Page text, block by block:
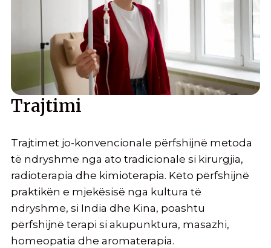
Trajtimi
Trajtimet jo-konvencionale përfshijnë metoda
të ndryshme nga ato tradicionale si kirurgjia,
radioterapia dhe kimioterapia. Këto përfshijnë
praktikën e mjekësisë nga kultura të
ndryshme, si India dhe Kina, poashtu
përfshijnë terapi si akupunktura, masazhi,
homeopatia dhe aromaterapia.